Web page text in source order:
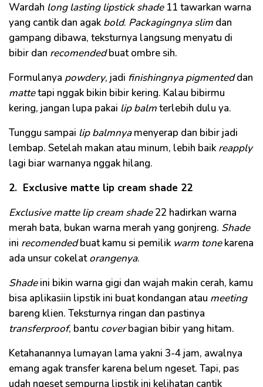
Wardah long lasting lipstick shade11 tawarkan warna
yang cantik dan agak bold. Packagingnya slim dan
gampang dibawa, teksturnya langsung menyatu di
bibir dan recomendedbuat ombre sih.
Formulanya powdery, jadi finishingnya pigmenteddan
mattetapi nggak bikin bibir kering. Kalau bibirmu
kering, jangan lupa pakai lip balmterlebih dulu ya.
Tunggu sampai lip balmnyamenyerap dan bibir jadi
lembap. Setelah makan atau minum, lebih baik reapply
lagi biar warnanya nggak hilang.
2. Exclusive matte lip cream shade 22
Exclusive matte lip cream shade22 hadirkan warna
merah bata, bukan warna merah yang gonjreng. Shade
ini recomendedbuat kamu si pemilik warm tonekarena
ada unsur cokelatorangenya.
Shadeini bikin warna gigi dan wajah makin cerah, kamu
bisa aplikasiin lipstik ini buat kondangan atau meeting
bareng klien. Teksturnya ringan dan pastinya
transferproof, bantu coverbagian bibir yang hitam.
Ketahanannya lumayan lama yakni 3-4 jam, awalnya
emang agak transfer karena belum ngeset. Tapi, pas
udah ngeset sempurna lipstik ini kelihatan cantik